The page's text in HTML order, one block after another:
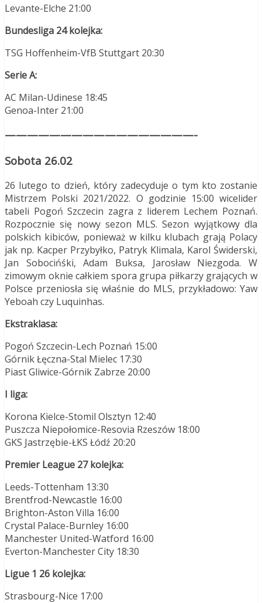
Levante-Elche 21:00
Bundesliga 24 kolejka:
TSG Hoffenheim-VfB Stuttgart 20:30
Serie A:
AC Milan-Udinese 18:45
Genoa-Inter 21:00
—————————————————-
Sobota 26.02
26 lutego to dzień, który zadecyduje o tym kto zostanie
Mistrzem Polski 2021/2022. O godzinie 15:00 wicelider
tabeli Pogoń Szczecin zagra z liderem Lechem Poznań.
Rozpocznie się nowy sezon MLS. Sezon wyjątkowy dla
polskich kibiców, ponieważ w kilku klubach grają Polacy
jak np. Kacper Przybyłko, Patryk Klimala, Karol Świderski,
Jan Sobocińśki, Adam Buksa, Jarosław Niezgoda. W
zimowym oknie całkiem spora grupa piłkarzy grających w
Polsce przeniosła się właśnie do MLS, przykładowo: Yaw
Yeboah czy Luquinhas.
Ekstraklasa:
Pogoń Szczecin-Lech Poznań 15:00
Górnik Łęczna-Stal Mielec 17:30
Piast Gliwice-Górnik Zabrze 20:00
I liga:
Korona Kielce-Stomil Olsztyn 12:40
Puszcza Niepołomice-Resovia Rzeszów 18:00
GKS Jastrzębie-ŁKS Łódź 20:20
Premier League 27 kolejka:
Leeds-Tottenham 13:30
Brentfrod-Newcastle 16:00
Brighton-Aston Villa 16:00
Crystal Palace-Burnley 16:00
Manchester United-Watford 16:00
Everton-Manchester City 18:30
Ligue 1 26 kolejka:
Strasbourg-Nice 17:00